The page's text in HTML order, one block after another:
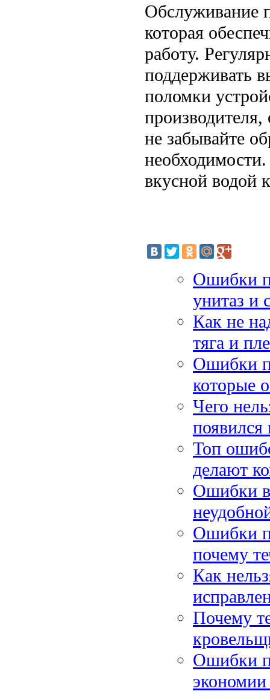
Обслуживание
которая
работу.
поддерживать
поломки
не забывайте
вкусной водой
Ошибки
унитаз и
Как не
тяга и
Ошибки
которые
Чего
появился
Топ
делают
Ошибки в
Ошибки
почему
Как
Почему
Ошибки
экономии